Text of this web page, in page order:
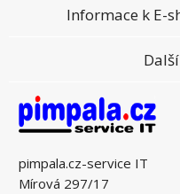
pimpala.cz-service IT
Mírová 297/17
Informace k E-